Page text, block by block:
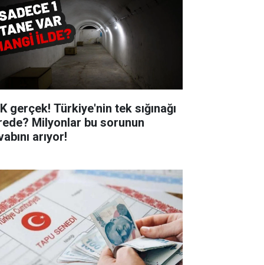
gerçek! Türkiye'nin tek sığınağı
Milyonlar bu sorunun
arıyor!